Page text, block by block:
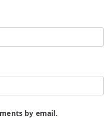
by email.